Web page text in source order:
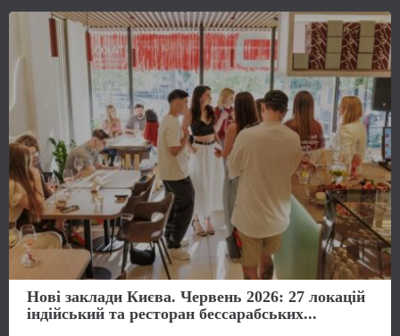
Нові заклади Києва. Червень 2026: 27 локацій
індійський та ресторан бессарабських...